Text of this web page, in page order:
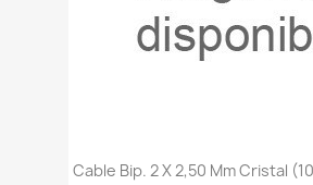
Cable Bip. 2 X 2,50 Mm Cristal